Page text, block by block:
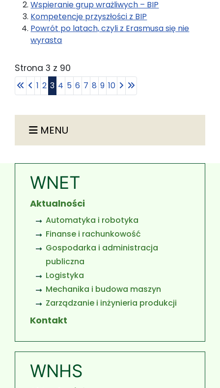
MENU
Wspieranie grup wrażliwych – BIP
Kompetencje przyszłości z BIP
Powrót po latach, czyli z Erasmusa się nie
wyrasta
Strona 3 z 90
1 2 3 4 5 6 7 8 9 10
WNET
Aktualności
Automatyka i robotyka
Finanse i rachunkowość
Gospodarka i administracja
publiczna
Logistyka
Mechanika i budowa maszyn
Zarządzanie i inżynieria produkcji
Kontakt
WNHS